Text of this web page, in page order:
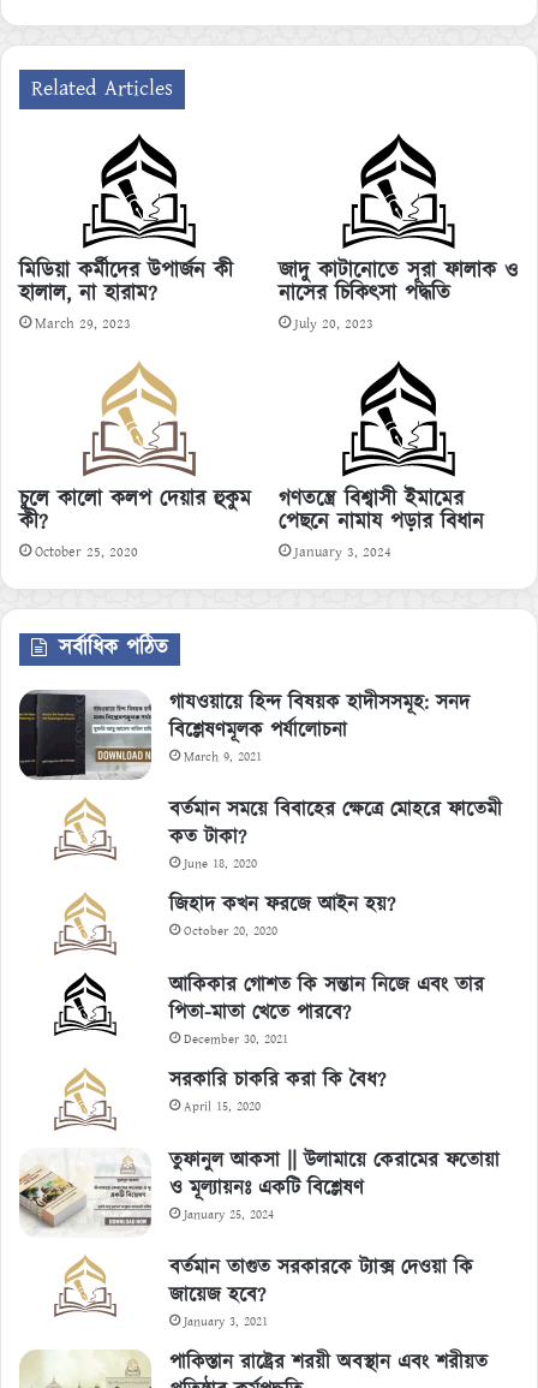
Related Articles
মিডিয়া কর্মীদের উপার্জন কী
হালাল, না হারাম?
March 29, 2023
জাদু কাটানোতে সূরা ফালাক ও
নাসের চিকিৎসা পদ্ধতি
July 20, 2023
চুলে কালো কলপ দেয়ার হুকুম
কী?
October 25, 2020
গণতন্ত্রে বিশ্বাসী ইমামের
পেছনে নামায পড়ার বিধান
January 3, 2024
সর্বাধিক পঠিত
গাযওয়ায়ে হিন্দ বিষয়ক হাদীসসমূহ: সনদ
বিশ্লেষণমূলক পর্যালোচনা
March 9, 2021
বর্তমান সময়ে বিবাহের ক্ষেত্রে মোহরে ফাতেমী
কত টাকা?
June 18, 2020
জিহাদ কখন ফরজে আইন হয়?
October 20, 2020
আকিকার গোশত কি সন্তান নিজে এবং তার
পিতা-মাতা খেতে পারবে?
December 30, 2021
সরকারি চাকরি করা কি বৈধ?
April 15, 2020
তুফানুল আকসা || উলামায়ে কেরামের ফতোয়া
ও মূল্যায়নঃ একটি বিশ্লেষণ
January 25, 2024
বর্তমান তাগুত সরকারকে ট্যাক্স দেওয়া কি
জায়েজ হবে?
January 3, 2021
পাকিস্তান রাষ্ট্রের শরয়ী অবস্থান এবং শরীয়ত